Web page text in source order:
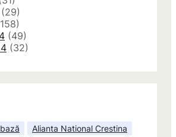
(29)
(49)
(32)
Alianta National Crestina